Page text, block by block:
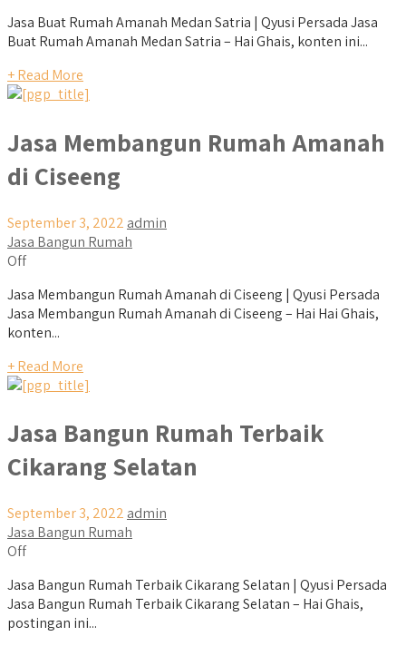
Jasa Buat Rumah Amanah Medan Satria | Qyusi Persada Jasa
Buat Rumah Amanah Medan Satria – Hai Ghais, konten ini...
+ Read More
Jasa Membangun Rumah Amanah
di Ciseeng
September 3, 2022 admin
Jasa Bangun Rumah
Off
Jasa Membangun Rumah Amanah di Ciseeng | Qyusi Persada
Jasa Membangun Rumah Amanah di Ciseeng – Hai Hai Ghais,
konten...
+ Read More
Jasa Bangun Rumah Terbaik
Cikarang Selatan
September 3, 2022 admin
Jasa Bangun Rumah
Off
Jasa Bangun Rumah Terbaik Cikarang Selatan | Qyusi Persada
Jasa Bangun Rumah Terbaik Cikarang Selatan – Hai Ghais,
postingan ini...